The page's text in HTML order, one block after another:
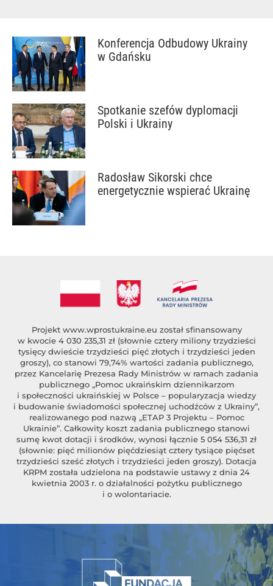
Konferencja Odbudowy Ukrainy
w Gdańsku
Spotkanie szefów dyplomacji
Polski i Ukrainy
Radosław Sikorski chce
energetycznie wspierać Ukrainę
Projekt www.wprostukraine.eu został sfinansowany
w kwocie 4 030 235,31 zł (słownie cztery miliony trzydzieści
tysięcy dwieście trzydzieści pięć złotych i trzydzieści jeden
groszy), co stanowi 79,74% wartości zadania publicznego,
przez Kancelarię Prezesa Rady Ministrów w ramach zadania
publicznego „Pomoc ukraińskim dziennikarzom
i społeczności ukraińskiej w Polsce – popularyzacja wiedzy
i budowanie świadomości społecznej uchodźców z Ukrainy”,
realizowanego pod nazwą „ETAP 3 Projektu – Pomoc
Ukrainie”. Całkowity koszt zadania publicznego stanowi
sumę kwot dotacji i środków, wynosi łącznie 5 054 536,31 zł
(słownie: pięć milionów pięćdziesiąt cztery tysiące pięćset
trzydzieści sześć złotych i trzydzieści jeden groszy). Dotacja
KRPM została udzielona na podstawie ustawy z dnia 24
kwietnia 2003 r. o działalności pożytku publicznego
i o wolontariacie.